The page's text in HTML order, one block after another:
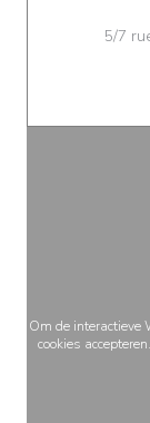
5/7
Om de interactieve
cookies